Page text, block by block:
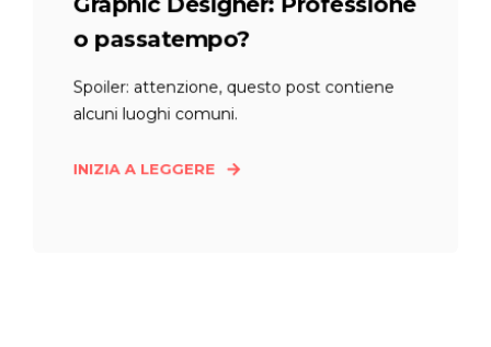
o passatempo?
Spoiler: attenzione, questo post contiene
alcuni luoghi comuni.
INIZIA A LEGGERE